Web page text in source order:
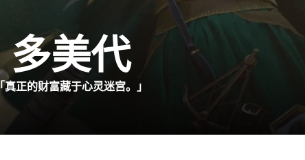
多美代
「真正的财富藏于心灵迷宫。」